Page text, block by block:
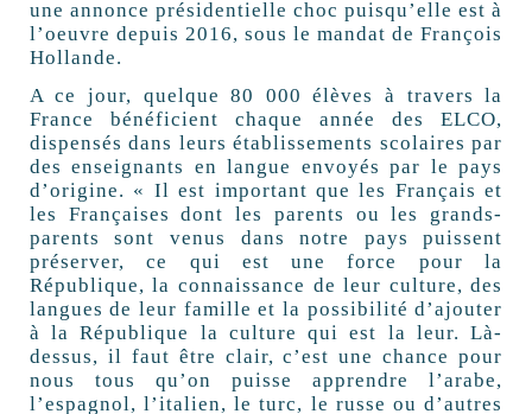
une annonce présidentielle choc puisqu’elle est à
l’oeuvre depuis 2016, sous le mandat de François
Hollande.
A ce jour, quelque 80 000 élèves à travers la
France bénéficient chaque année des ELCO,
dispensés dans leurs établissements scolaires par
des enseignants en langue envoyés par le pays
d’origine. « Il est important que les Français et
les Françaises dont les parents ou les grands-
parents sont venus dans notre pays puissent
préserver, ce qui est une force pour la
République, la connaissance de leur culture, des
langues de leur famille et la possibilité d’ajouter
à la République la culture qui est la leur. Là-
dessus, il faut être clair, c’est une chance pour
nous tous qu’on puisse apprendre l’arabe,
l’espagnol, l’italien, le turc, le russe ou d’autres